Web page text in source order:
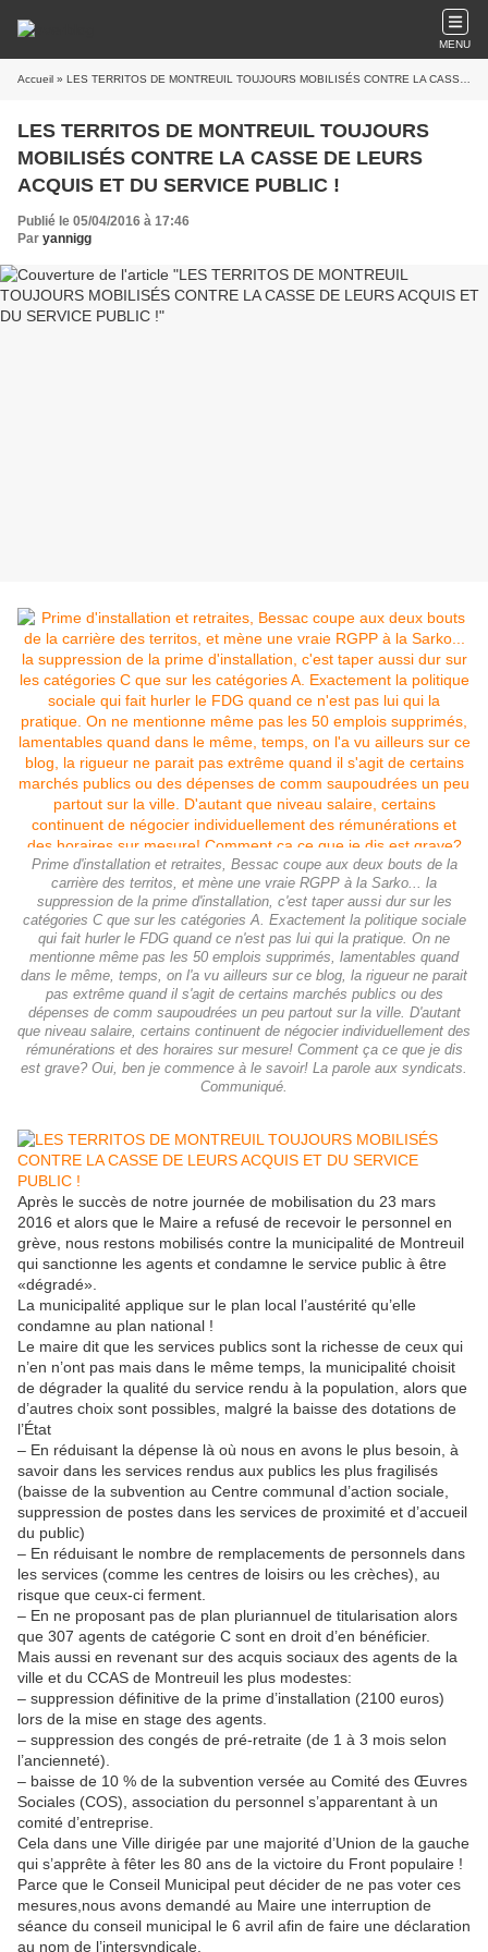
MENU
Accueil » LES TERRITOS DE MONTREUIL TOUJOURS MOBILISÉS CONTRE LA CASSE DE LEURS ACQUIS ET DU SERVICE PUBLIC !
LES TERRITOS DE MONTREUIL TOUJOURS
MOBILISÉS CONTRE LA CASSE DE LEURS
ACQUIS ET DU SERVICE PUBLIC !
Publié le 05/04/2016 à 17:46
Par yannigg
Prime d'installation et retraites, Bessac coupe aux deux bouts de la
carrière des territos, et mène une vraie RGPP à la Sarko... la
suppression de la prime d'installation, c'est taper aussi dur sur les
catégories C que sur les catégories A. Exactement la politique sociale
qui fait hurler le FDG quand ce n'est pas lui qui la pratique. On ne
mentionne même pas les 50 emplois supprimés, lamentables quand
dans le même, temps, on l'a vu ailleurs sur ce blog, la rigueur ne parait
pas extrême quand il s'agit de certains marchés publics ou des
dépenses de comm saupoudrées un peu partout sur la ville. D'autant
que niveau salaire, certains continuent de négocier individuellement des
rémunérations et des horaires sur mesure! Comment ça ce que je dis
est grave? Oui, ben je commence à le savoir! La parole aux syndicats.
Communiqué.
Après le succès de notre journée de mobilisation du 23 mars
2016 et alors que le Maire a refusé de recevoir le personnel en
grève, nous restons mobilisés contre la municipalité de Montreuil
qui sanctionne les agents et condamne le service public à être
«dégradé».
La municipalité applique sur le plan local l’austérité qu’elle
condamne au plan national !
Le maire dit que les services publics sont la richesse de ceux qui
n’en n’ont pas mais dans le même temps, la municipalité choisit
de dégrader la qualité du service rendu à la population, alors que
d’autres choix sont possibles, malgré la baisse des dotations de
l’État
– En réduisant la dépense là où nous en avons le plus besoin, à
savoir dans les services rendus aux publics les plus fragilisés
(baisse de la subvention au Centre communal d’action sociale,
suppression de postes dans les services de proximité et d’accueil
du public)
– En réduisant le nombre de remplacements de personnels dans
les services (comme les centres de loisirs ou les crèches), au
risque que ceux-ci ferment.
– En ne proposant pas de plan pluriannuel de titularisation alors
que 307 agents de catégorie C sont en droit d’en bénéficier.
Mais aussi en revenant sur des acquis sociaux des agents de la
ville et du CCAS de Montreuil les plus modestes:
– suppression définitive de la prime d’installation (2100 euros)
lors de la mise en stage des agents.
– suppression des congés de pré-retraite (de 1 à 3 mois selon
l’ancienneté).
– baisse de 10 % de la subvention versée au Comité des Œuvres
Sociales (COS), association du personnel s’apparentant à un
comité d’entreprise.
Cela dans une Ville dirigée par une majorité d’Union de la gauche
qui s’apprête à fêter les 80 ans de la victoire du Front populaire !
Parce que le Conseil Municipal peut décider de ne pas voter ces
mesures,nous avons demandé au Maire une interruption de
séance du conseil municipal le 6 avril afin de faire une déclaration
au nom de l’intersyndicale.